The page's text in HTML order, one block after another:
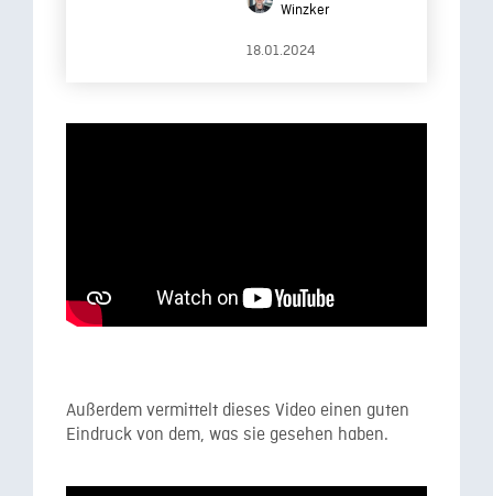
Winzker
18.01.2024
Außerdem vermittelt dieses Video einen guten
Eindruck von dem, was sie gesehen haben.